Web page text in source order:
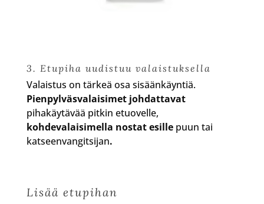
3. Etupiha uudistuu valaistuksella
Valaistus on tärkeä osa sisäänkäyntiä.
Pienpylväsvalaisimet johdattavat
pihakäytävää pitkin etuovelle,
kohdevalaisimella nostat esillepuun tai
katseenvangitsijan.
Lisää etupihan